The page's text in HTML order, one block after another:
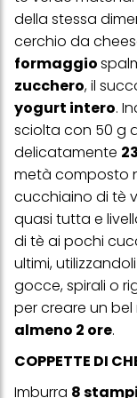
della stessa
cerchio da
formaggio
zucchero, il
yogurt intero.
sciolta con 50 g
delicatamente
metà composto
cucchiaino di tè
quasi tutta e
di tè ai pochi
ultimi,
gocce, spirali o
per creare un
almeno 2 ore.
COPPETTE DI
Imburra 8
alla tua famiglia,
Puoi trovare
nella nostra
di pagina (Sezione
simili"). Puoi
effetto per il futuro
sezione
ulteriori informazioni
particolare sul loro
informazioni
clic su "modifica" di
Se fai clic su
trattamento dei tuoi
più degli scopi
acconsenti all'uso
personali per tutte le
verranno utilizzati
questo sito web.